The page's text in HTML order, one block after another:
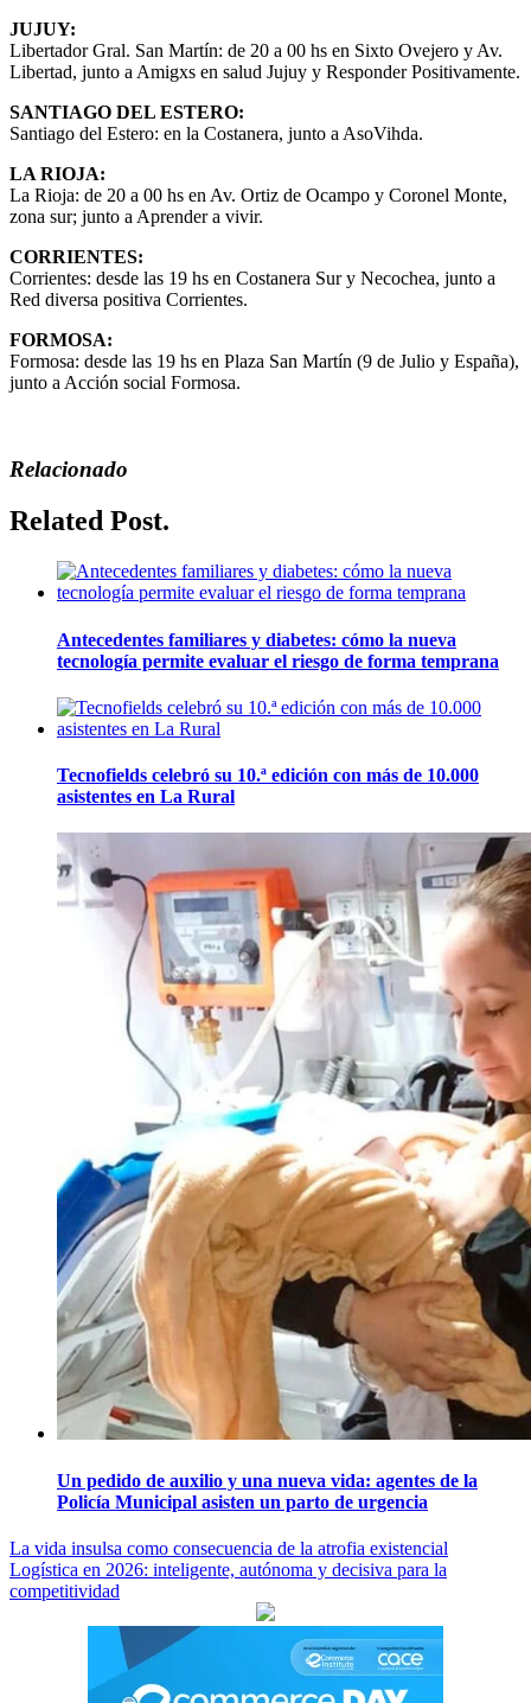
JUJUY:
Libertador Gral. San Martín: de 20 a 00 hs en Sixto Ovejero y Av.
Libertad, junto a Amigxs en salud Jujuy y Responder Positivamente.
SANTIAGO DEL ESTERO:
Santiago del Estero: en la Costanera, junto a AsoVihda.
LA RIOJA:
La Rioja: de 20 a 00 hs en Av. Ortiz de Ocampo y Coronel Monte,
zona sur; junto a Aprender a vivir.
CORRIENTES:
Corrientes: desde las 19 hs en Costanera Sur y Necochea, junto a
Red diversa positiva Corrientes.
FORMOSA:
Formosa: desde las 19 hs en Plaza San Martín (9 de Julio y España),
junto a Acción social Formosa.
Relacionado
Related Post.
Antecedentes familiares y diabetes: cómo la nueva
tecnología permite evaluar el riesgo de forma temprana
Tecnofields celebró su 10.ª edición con más de 10.000
asistentes en La Rural
Un pedido de auxilio y una nueva vida: agentes de la
Policía Municipal asisten un parto de urgencia
Navegación
de
La vida insulsa como consecuencia de la atrofia existencial
Logística en 2026: inteligente, autónoma y decisiva para la
competitividad